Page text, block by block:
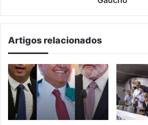
Artigos relacionados